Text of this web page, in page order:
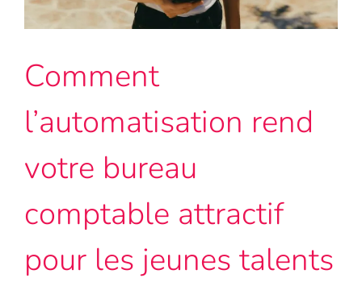
adoption
reste
Comment
l’automatisation rend
votre bureau
comptable attractif
pour les jeunes talents